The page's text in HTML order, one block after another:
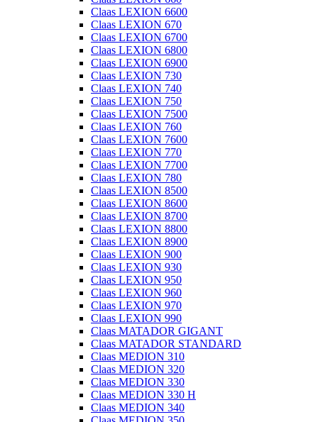
Claas LEXION 6600
Claas LEXION 670
Claas LEXION 6700
Claas LEXION 6800
Claas LEXION 6900
Claas LEXION 730
Claas LEXION 740
Claas LEXION 750
Claas LEXION 7500
Claas LEXION 760
Claas LEXION 7600
Claas LEXION 770
Claas LEXION 7700
Claas LEXION 780
Claas LEXION 8500
Claas LEXION 8600
Claas LEXION 8700
Claas LEXION 8800
Claas LEXION 8900
Claas LEXION 900
Claas LEXION 930
Claas LEXION 950
Claas LEXION 960
Claas LEXION 970
Claas LEXION 990
Claas MATADOR GIGANT
Claas MATADOR STANDARD
Claas MEDION 310
Claas MEDION 320
Claas MEDION 330
Claas MEDION 330 H
Claas MEDION 340